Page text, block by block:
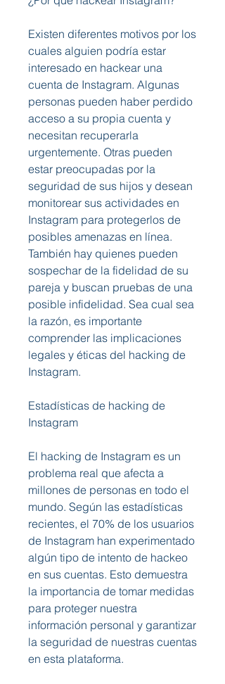
Existen diferentes motivos por los
cuales alguien podría estar
interesado en hackear una
cuenta de Instagram. Algunas
personas pueden haber perdido
acceso a su propia cuenta y
necesitan recuperarla
urgentemente. Otras pueden
estar preocupadas por la
seguridad de sus hijos y desean
monitorear sus actividades en
Instagram para protegerlos de
posibles amenazas en línea.
También hay quienes pueden
sospechar de la fidelidad de su
pareja y buscan pruebas de una
posible infidelidad. Sea cual sea
la razón, es importante
comprender las implicaciones
legales y éticas del hacking de
Instagram.
Estadísticas de hacking de
Instagram
El hacking de Instagram es un
problema real que afecta a
millones de personas en todo el
mundo. Según las estadísticas
recientes, el 70% de los usuarios
de Instagram han experimentado
algún tipo de intento de hackeo
en sus cuentas. Esto demuestra
la importancia de tomar medidas
para proteger nuestra
información personal y garantizar
la seguridad de nuestras cuentas
en esta plataforma.